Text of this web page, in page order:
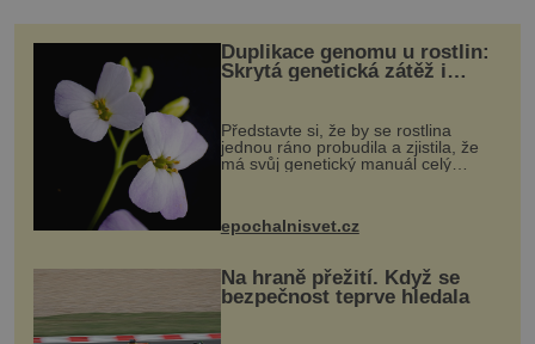
Duplikace genomu u rostlin:
Skrytá genetická zátěž i
Představte si, že by se rostlina
jednou ráno probudila a zjistila, že
má svůj genetický manuál celý
vstupenka...
epochalnisvet.cz
Na hraně přežití. Když se
bezpečnost teprve hledala